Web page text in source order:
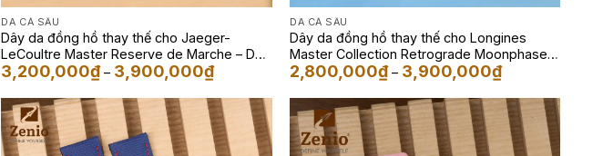
DA CÁ SẤU
Dây da đồng hồ thay thế cho Jaeger-
LeCoultre Master Reserve de Marche – Dây
da đồng hồ Cá sấu màu Navy
3,200,000₫ – 3,900,000₫Khoảng
giá:
3,200,000₫
đến
3,900,000₫
DA CÁ SẤU
Dây da đồng hồ thay thế cho Longines
Master Collection Retrograde Moonphase –
Dây da đồng hồ Cá sấu màu Xám
2,800,000₫ – 3,900,000₫Khoảng
giá:
2,800,000₫
đến
3,900,000₫